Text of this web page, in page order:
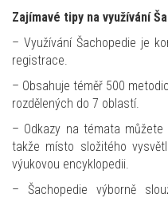
Zajímavé tipy na využívání
– Využívání Šachopedie je
registrace.
– Obsahuje téměř 500
rozdělených do 7 oblastí.
– Odkazy na témata
takže místo složitého
výukovou encyklopedii.
– Šachopedie výborně